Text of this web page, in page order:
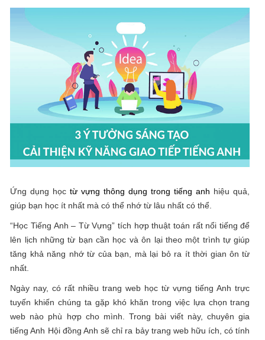
Ứng dụng họctừ vựng thông dụng trong tiếng anh hiệu quả,
giúp bạn học ít nhất mà có thể nhớ từ lâu nhất có thể.
“Học Tiếng Anh – Từ Vựng” tích hợp thuật toán rất nổi tiếng để
lên lịch những từ bạn cần học và ôn lại theo một trình tự giúp
tăng khả năng nhớ từ của bạn, mà lại bỏ ra ít thời gian ôn từ
nhất.
Ngày nay, có rất nhiều trang web học từ vựng tiếng Anh trực
tuyến khiến chúng ta gặp khó khăn trong việc lựa chọn trang
web nào phù hợp cho mình. Trong bài viết này, chuyên gia
tiếng Anh Hội đồng Anh sẽ chỉ ra bảy trang web hữu ích, có tính